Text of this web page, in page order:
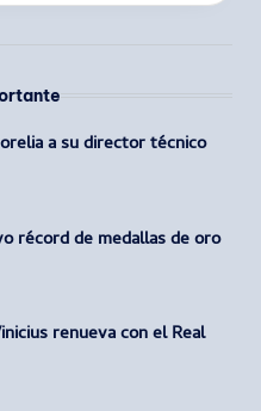
a su director técnico
récord de medallas de oro
renueva con el Real